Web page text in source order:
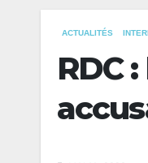
ACTUALITÉS
RDC